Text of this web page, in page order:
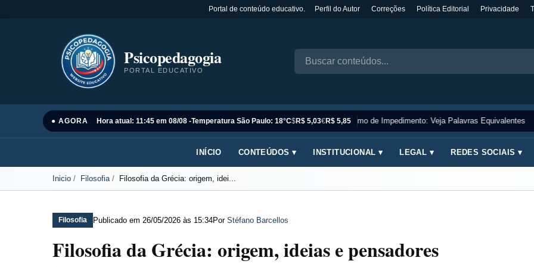
Portal de conteúdo educativo. Perfil do Autor Correções Política Editorial Privacidade
Psicopedagogia
PORTAL EDUCATIVO
● AGORA Hora atual: 11:45 em 08/08 -Temperatura São Paulo: 18°C$R$ 5,03€R$ 5,85
Sinônimo de Impedimento: Veja Palavras Equivalentes
INÍCIO CONTEÚDOS ▾ INSTITUCIONAL ▾ LEGAL ▾ REDES SOCIAIS ▾
Inicio Filosofia Filosofia da Grécia: origem, idei...
Filosofia Publicado em 26/05/2026 às 15:34Por Stéfano Barcellos
Filosofia da Grécia: origem, ideias e pensadores